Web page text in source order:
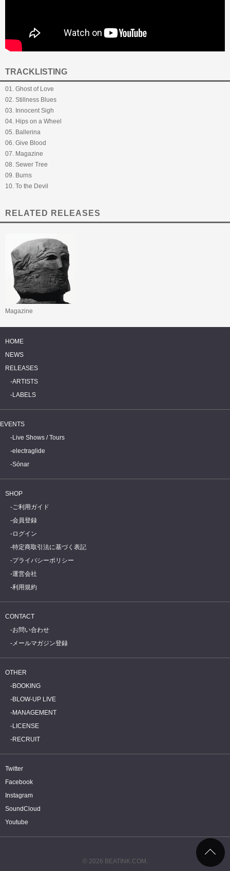
TRACKLISTING
01. Ghost of Love
02. Stillness Blues
03. Innocent Sigh
04. Hips on a Wheel
05. Ballerina
06. Give Blood
07. Magazine
08. Sewer Tree
09. Burns
10. To the Devil
RELATED RELEASES
Magazine
HOME
NEWS
RELEASES
ARTISTS
LABELS
EVENTS
Live Shows / Tours
electraglide
Sónar
SHOP
ご利用ガイド
会員登録
ログイン
特定商取引法に基づく表記
プライバシーポリシー
運営会社
利用規約
CONTACT
お問い合わせ
メールマガジン登録
OTHER
BOOKING
BLOW-UP LIVE
MANAGEMENT
LICENSE
RECRUIT
Twitter
Facebook
Instagram
SoundCloud
Youtube
© 2026 BEATINK.COM.